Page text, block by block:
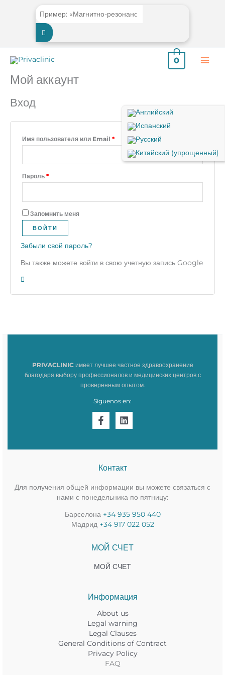
содержимому
0
Мой аккаунт
Вход
Имя пользователя или Email *Обязательно
Пароль *Обязательно
Запомнить меня
ВОЙТИ
Забыли свой пароль?
Вы также можете войти в свою учетную запись Google
PRIVACLINICимеет лучшее частное здравоохранение
благодаря выбору профессионалов и медицинских центров с
проверенным опытом.
Síguenos en:
Контакт
Для получения общей информации вы можете связаться с
нами с понедельника по пятницу:
Барселона +34 935 950 440
Мадрид +34 917 022 052
МОЙ СЧЕТ
МОЙ СЧЕТ
Информация
About us
Legal warning
Legal Clauses
General Conditions of Contract
Privacy Policy
FAQ